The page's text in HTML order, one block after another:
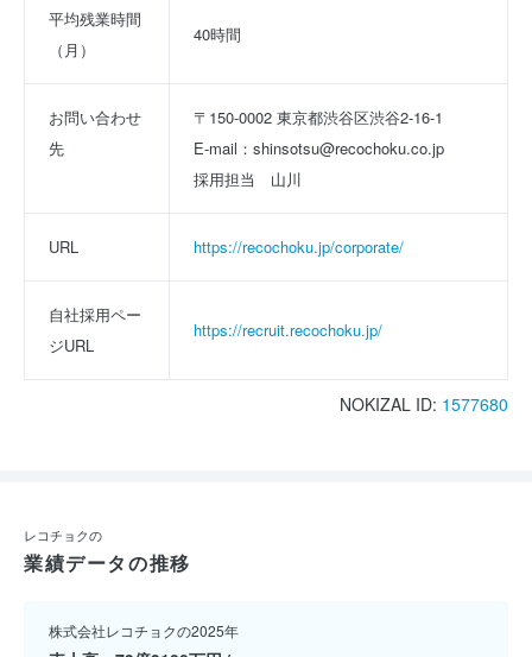
平均残業時間
（月）
40時間
お問い合わせ
先
〒150-0002 東京都渋谷区渋谷2-16-1
E-mail：shinsotsu@recochoku.co.jp
採用担当　山川
URL https://recochoku.jp/corporate/
自社採用ペー
ジURL
https://recruit.recochoku.jp/
NOKIZAL ID: 1577680
レコチョクの
業績データの推移
株式会社レコチョクの2025年